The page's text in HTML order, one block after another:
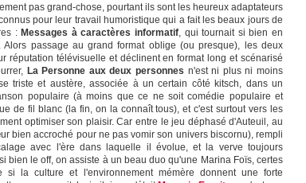
pas grand-chose, pourtant ils sont les heureux adaptateurs
pour leur travail humoristique qui a fait les beaux jours de
: Messages à caractères informatif, qui tournait si bien en
passage au grand format oblige (ou presque), les deux
réputation télévisuelle et déclinent en format long et scénarisé
La Personne aux deux personnes n'est ni plus ni moins
triste et austère, associée à un certain côté kitsch, dans un
populaire (à moins que ce ne soit comédie populaire et
de fil blanc (la fin, on la connaît tous), et c'est surtout vers les
optimiser son plaisir. Car entre le jeu déphasé d'Auteuil, au
bien accroché pour ne pas vomir son univers biscornu), rempli
avec l'ère dans laquelle il évolue, et la verve toujours
bien le off, on assiste à un beau duo qu'une Marina Foïs, certes
la culture et l'environnement mémère donnent une forte